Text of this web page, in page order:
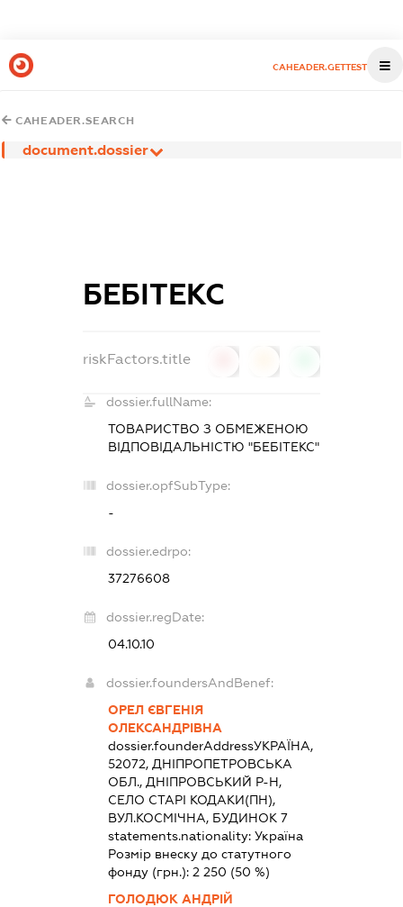
CAHEADER.GETTEST
CAHEADER.SEARCH
document.dossier
БЕБІТЕКС
riskFactors.title
dossier.fullName:
ТОВАРИСТВО З ОБМЕЖЕНОЮ
ВІДПОВІДАЛЬНІСТЮ "БЕБІТЕКС"
dossier.opfSubType:
-
dossier.edrpo:
37276608
dossier.regDate:
04.10.10
dossier.foundersAndBenef:
ОРЕЛ ЄВГЕНІЯ
ОЛЕКСАНДРІВНА
dossier.founderAddressУКРАЇНА,
52072, ДНІПРОПЕТРОВСЬКА
ОБЛ., ДНІПРОВСЬКИЙ Р-Н,
СЕЛО СТАРІ КОДАКИ(ПН),
ВУЛ.КОСМІЧНА, БУДИНОК 7
statements.nationality: Україна
Розмір внеску до статутного
фонду (грн.): 2 250 (50 %)
ГОЛОДЮК АНДРІЙ